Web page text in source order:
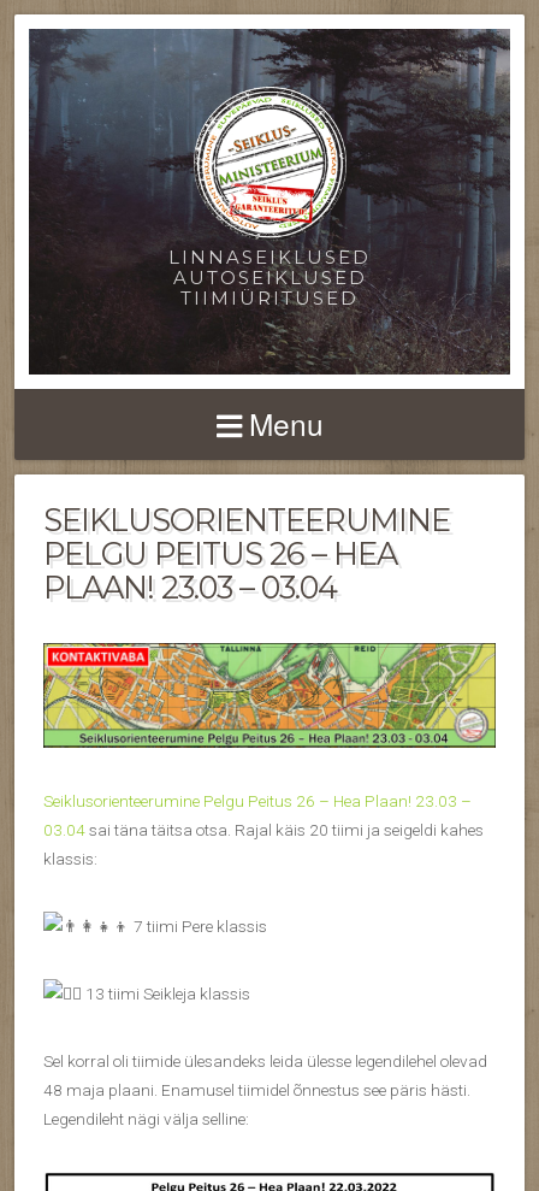
LINNASEIKLUSED
AUTOSEIKLUSED
TIIMIÜRITUSED
Menu
SEIKLUSORIENTEERUMINE
PELGU PEITUS 26 – HEA
PLAAN! 23.03 – 03.04
Seiklusorienteerumine Pelgu Peitus 26 – Hea Plaan! 23.03 –
03.04sai täna täitsa otsa. Rajal käis 20 tiimi ja seigeldi kahes
klassis:
7 tiimi Pere klassis
13 tiimi Seikleja klassis
Sel korral oli tiimide ülesandeks leida ülesse legendilehel olevad
48 maja plaani. Enamusel tiimidel õnnestus see päris hästi.
Legendileht nägi välja selline: